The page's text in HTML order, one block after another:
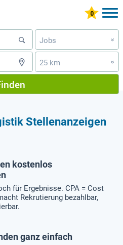
Jobs »
25 km »
Stellenanzeigen
kostenlos
für Ergebnisse. CPA = Cost
Rekrutierung bezahlbar,
ganz einfach